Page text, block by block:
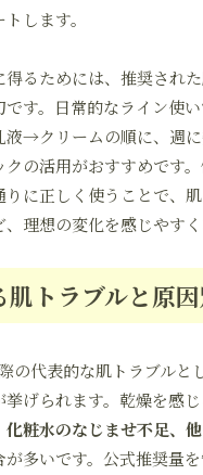
します。
るためには、推奨され
です。日常的なライン使
→クリームの順に、週に
クの活用がおすすめです
りに正しく使うことで、
理想の変化を感じやすく
肌トラブルと原
の代表的な肌トラブルとし
挙げられます。乾燥を感じ
化粧水のなじませ不足、
が多いです。公式推奨量